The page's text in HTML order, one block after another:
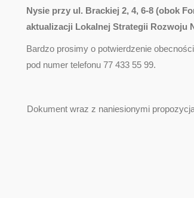
Nysie przy ul. Brackiej 2, 4, 6-8 (obok
aktualizacji Lokalnej Strategii Rozwoju
Bardzo prosimy o potwierdzenie
pod numer telefonu 77 433 55 99.
Dokument wraz z naniesionymi